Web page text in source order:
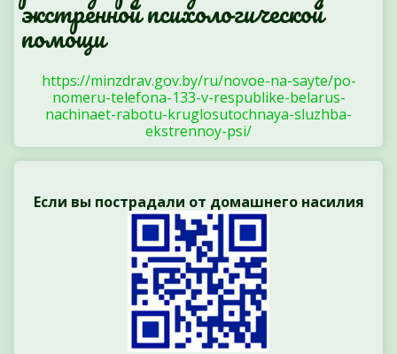
экстренной психологической
помощи
https://minzdrav.gov.by/ru/novoe-na-sayte/po-
nomeru-telefona-133-v-respublike-belarus-
nachinaet-rabotu-kruglosutochnaya-sluzhba-
ekstrennoy-psi/
Если вы пострадали от домашнего насилия